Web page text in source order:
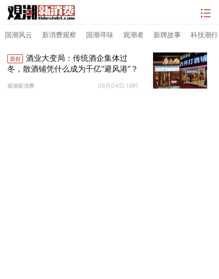
国潮风云 新消费观察 国潮寻味 观潮者 新牌故事 科技潮行
原创
酒业大变局：传统酒企集体过
冬，散酒铺凭什么成为千亿“避风港”？
观潮新消费 06月04日 18时